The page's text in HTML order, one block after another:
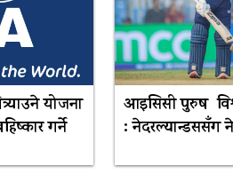
योजना
गर्ने
आइसिसी पुरुष
: नेदरल्यान्डससँग